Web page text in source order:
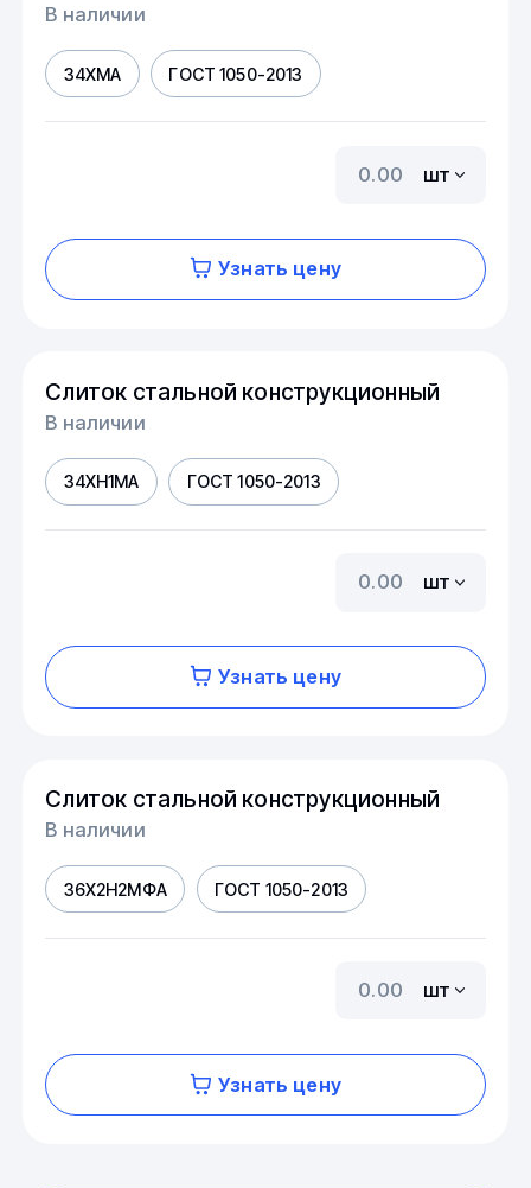
В наличии
34ХМА ГОСТ 1050-2013
шт
Узнать цену
Слиток стальной конструкционный
В наличии
34ХН1МА ГОСТ 1050-2013
шт
Узнать цену
Слиток стальной конструкционный
В наличии
36Х2Н2МФА ГОСТ 1050-2013
шт
Узнать цену